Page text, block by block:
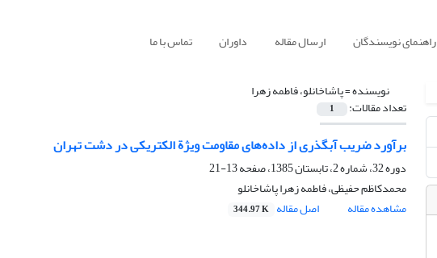
راهنمای نویسندگان ارسال مقاله داوران تماس با ما
نویسنده =پاشاخانلو، فاطمه زهرا
تعداد مقالات: 1
برآورد ضریب آبگذری از داده‌های مقاومت ویژة الکتریکی در دشت تهران
دوره 32، شماره 2، تابستان 1385، صفحه
13-21
محمدکاظم حفیظی، فاطمه زهرا پاشاخانلو
مشاهده مقاله
اصل مقاله 344.97 K